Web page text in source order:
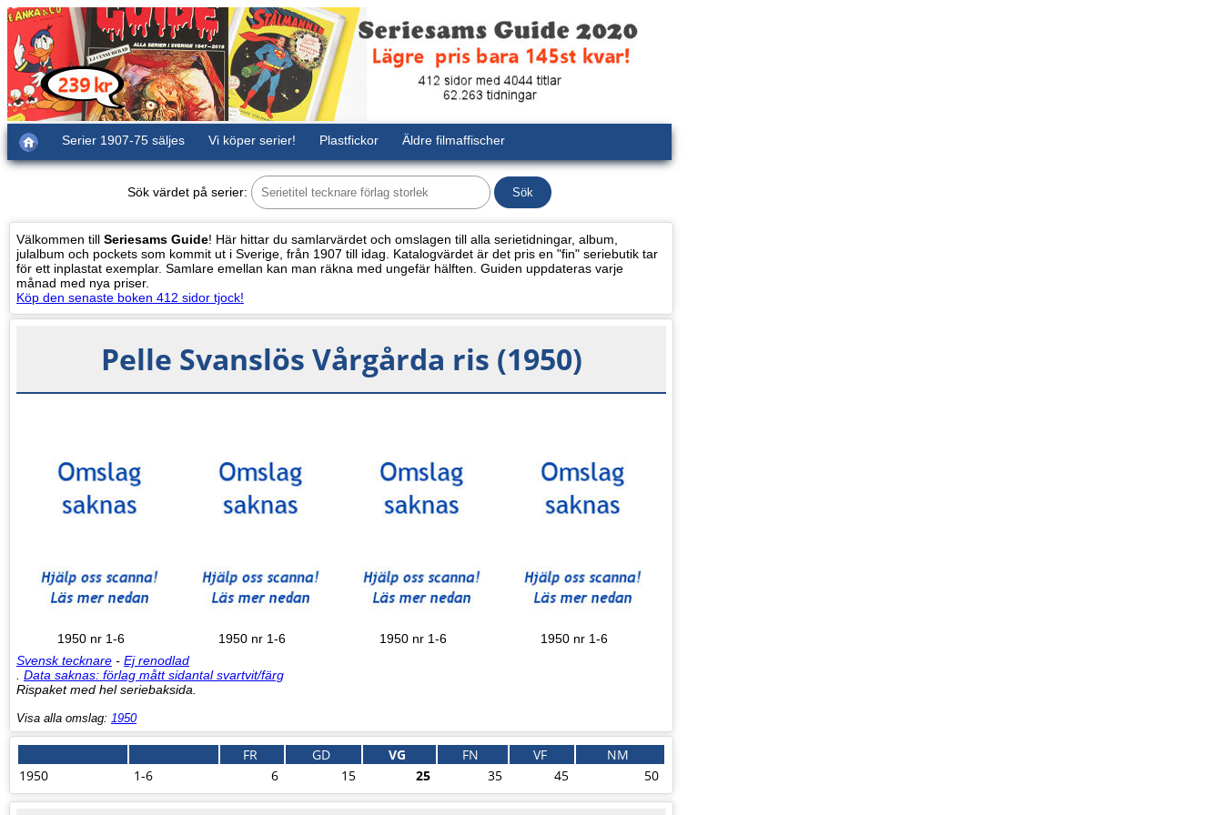
Serier 1907-75 säljes Vi köper serier! Plastfickor Äldre filmaffischer
Sök värdet på serier:
Välkommen till Seriesams Guide! Här hittar du samlarvärdet och omslagen till alla serietidningar, album,
julalbum och pockets som kommit ut i Sverige, från 1907 till idag. Katalogvärdet är det pris en "fin" seriebutik tar
för ett inplastat exemplar. Samlare emellan kan man räkna med ungefär hälften. Guiden uppdateras varje
månad med nya priser.
Köp den senaste boken 412 sidor tjock!
Pelle Svanslös Vårgårda ris (1950)
1950 nr 1-6 1950 nr 1-6 1950 nr 1-6
1950 nr 1-6
Svensk tecknare - Ej renodlad
Data saknas: förlag mått sidantal svartvit/färg
Rispaket med hel seriebaksida.
Visa alla omslag: 1950
FR GD VG FN VF
NM
1950
1-6 6 15 25 35 45 50